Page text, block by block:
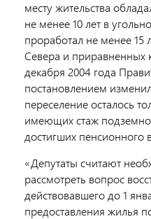
месту жительства
не менее 10 лет в
проработал не менее 15
Севера и приравненных
декабря 2004 года
постановлением
пересе­ление осталось
имеющих стаж
достигших пенсионного
«Депутаты считают
рассмотреть вопрос
действовавшего до 1
предоставления жилья